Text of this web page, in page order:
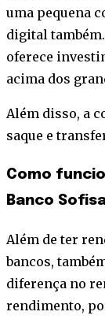
uma pequena
digital
oferece
acima dos
Além disso, a
saque e
Como
Banco
Além de ter
bancos,
diferença no
rendimento,